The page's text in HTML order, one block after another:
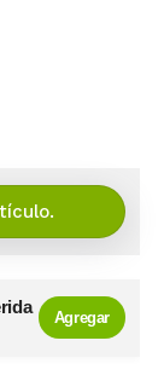
Agregar